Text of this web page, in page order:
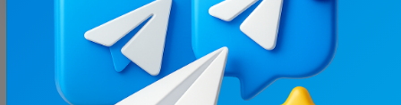
7.7
19.7K/
4.6K
Новини Львівщини та України
Новини/ЗМІ, Регіональні